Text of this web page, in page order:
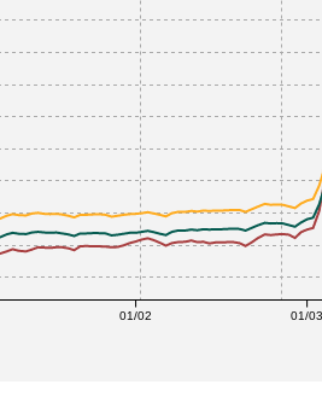
01/02 01/03